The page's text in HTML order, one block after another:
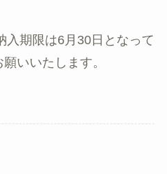
入期限は6月30日となって
いいたします。